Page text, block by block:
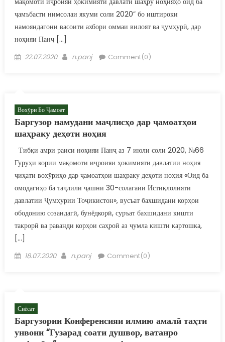
ҷамъбасти нимсолаи якуми соли 2020” бо иштироки
намояндагони васоити ахбори оммаи вилоят ва ҷумҳурӣ, дар
ноҳияи Панҷ […]
Posted on
22.07.2020 Author
n.panj Comment(0)
Вохӯри Бо Ҷамоат
Баргузор намудани маҷлисҳо дар ҷамоатҳои
шаҳраку деҳоти ноҳия
Тибқи амри раиси ноҳияи Панҷ аз 7 июли соли 2020, №66
Гуруҳи кории мақомоти иҷроияи ҳокимияти давлатии ноҳия
ҷиҳати вохӯриҳо дар ҷамоатҳои шаҳраку деҳоти ноҳия «Оид ба
омодагиҳо ба таҷлили ҷашни 30-солагаии Истиқлолияти
давлатии Ҷумҳурии Тоҷикистон», вусъат бахшидани корҳои
ободонию созандагӣ, бунёдкорӣ, суръат бахшидани кишти
такрорӣ ва раванди корҳои саҳроӣ аз ҷумла кишти картошка,
[…]
Posted on
18.07.2020 Author
n.panj Comment(0)
Сиёсат
Баргузории Конференсияи илмию амалӣ таҳти
унвони “Гузарад соати душвор, ватанро